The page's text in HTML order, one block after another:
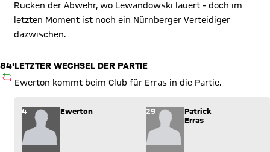
Rücken der Abwehr, wo Lewandowski lauert - doch im
letzten Moment ist noch ein Nürnberger Verteidiger
dazwischen.
84'
AUSWECHSLUNG
LETZTER WECHSEL DER PARTIE
Ewerton kommt beim Club für Erras in die Partie.
Wechsel: Ewerton (4) kommt für Patrick Erras (29) ins Spiel.
4 Ewerton 29
Patrick
Erras